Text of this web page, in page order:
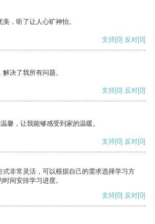
，听了让人心旷神怡。
支持[0] 反对[0]
决了我所有问题。
支持[0] 反对[0]
馨，让我能够感受到家的温暖。
支持[0] 反对[0]
式非常灵活，可以根据自己的需求选择学习方
间安排学习进度。
支持[0] 反对[0]